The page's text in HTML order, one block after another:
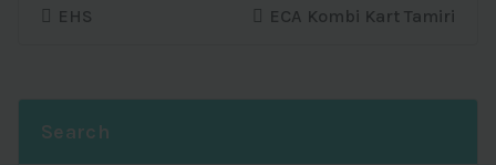
EHS ECA Kombi Kart Tamiri
Search